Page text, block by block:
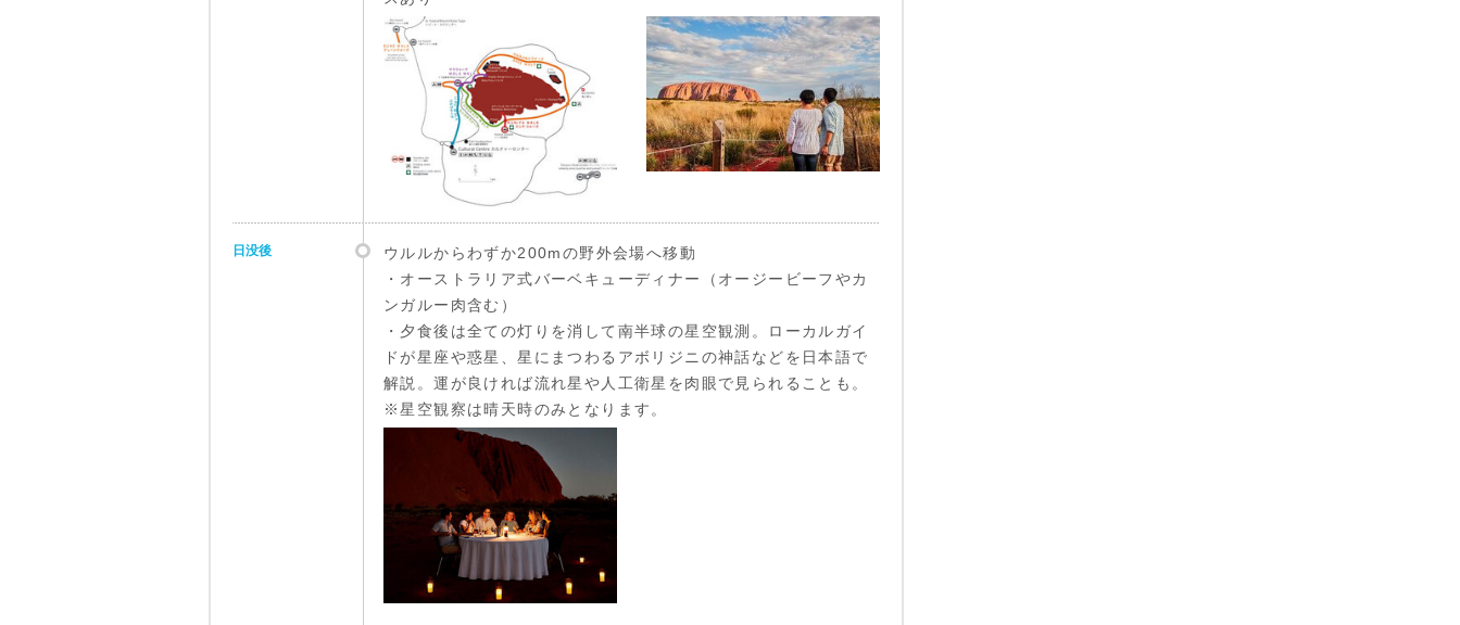
日没後
ウルルからわずか200mの野外会場へ移動
・オーストラリア式バーベキューディナー（オージービーフやカ
ンガルー肉含む）
・夕食後は全ての灯りを消して南半球の星空観測。ローカルガイ
ドが星座や惑星、星にまつわるアボリジニの神話などを日本語で
解説。運が良ければ流れ星や人工衛星を肉眼で見られることも。
※星空観察は晴天時のみとなります。